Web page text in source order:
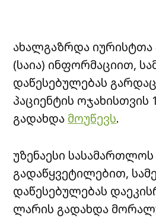
ახალგაზრდა იურისტთა
(საია) ინფორმაციით,
დაწესებულებას
პაციენტის
გადახდა მოუწევს.
უზენაესი სასამართლოს
გადაწყვეტილებით,
დაწესებულებას
ლარის გადახდა